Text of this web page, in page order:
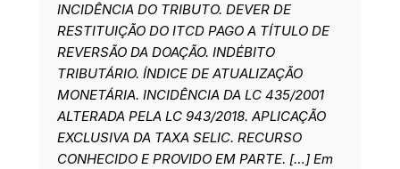
INCIDÊNCIA DO TRIBUTO. DEVER DE
RESTITUIÇÃO DO ITCD PAGO A TÍTULO DE
REVERSÃO DA DOAÇÃO. INDÉBITO
TRIBUTÁRIO. ÍNDICE DE ATUALIZAÇÃO
MONETÁRIA. INCIDÊNCIA DA LC 435/2001
ALTERADA PELA LC 943/2018. APLICAÇÃO
EXCLUSIVA DA TAXA SELIC. RECURSO
CONHECIDO E PROVIDO EM PARTE. […] Em